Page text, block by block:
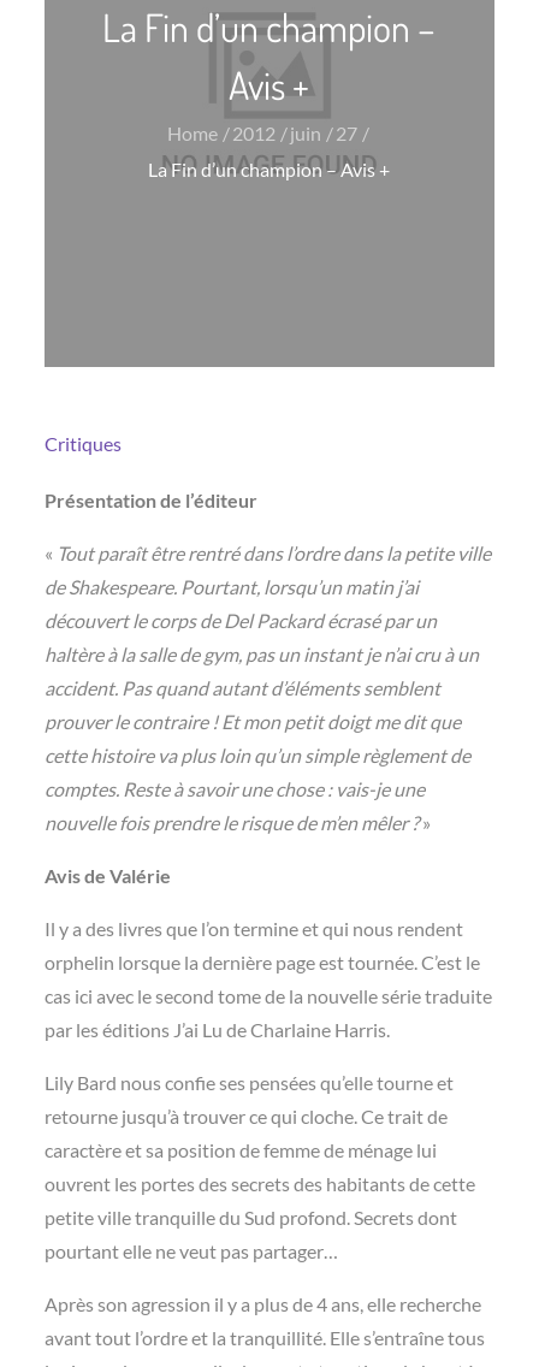
La Fin d’un champion –
Avis +
Home 2012 juin
27
La Fin d’un champion – Avis +
Critiques
Présentation de l’éditeur
« Tout paraît être rentré dans l’ordre dans la petite ville
de Shakespeare. Pourtant, lorsqu’un matin j’ai
découvert le corps de Del Packard écrasé par un
haltère à la salle de gym, pas un instant je n’ai cru à un
accident. Pas quand autant d’éléments semblent
prouver le contraire ! Et mon petit doigt me dit que
cette histoire va plus loin qu’un simple règlement de
comptes. Reste à savoir une chose : vais-je une
nouvelle fois prendre le risque de m’en mêler ?»
Avis de Valérie
Il y a des livres que l’on termine et qui nous rendent
orphelin lorsque la dernière page est tournée. C’est le
cas ici avec le second tome de la nouvelle série traduite
par les éditions J’ai Lu de Charlaine Harris.
Lily Bard nous confie ses pensées qu’elle tourne et
retourne jusqu’à trouver ce qui cloche. Ce trait de
caractère et sa position de femme de ménage lui
ouvrent les portes des secrets des habitants de cette
petite ville tranquille du Sud profond. Secrets dont
pourtant elle ne veut pas partager…
Après son agression il y a plus de 4 ans, elle recherche
avant tout l’ordre et la tranquillité. Elle s’entraîne tous